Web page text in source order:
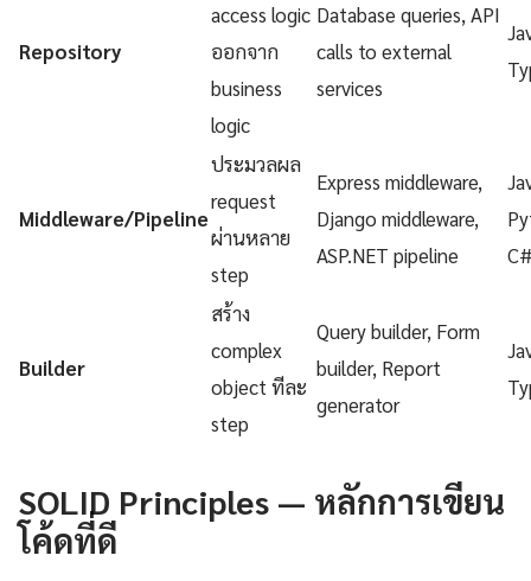
Repository
access logic
ออกจาก
business
logic
Database queries, API
calls to external
services
Middleware/Pipeline
ประมวลผล
request
ผ่านหลาย
step
Express middleware,
Django middleware,
ASP.NET pipeline
Builder
สร้าง
complex
object ทีละ
step
Query builder, Form
builder, Report
generator
SOLID Principles — หลักการเขียน
โค้ดที่ดี